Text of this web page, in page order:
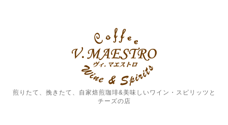
煎りたて、挽きたて、自家焙煎珈琲&美味しいワイン・スピリッツと
チーズの店